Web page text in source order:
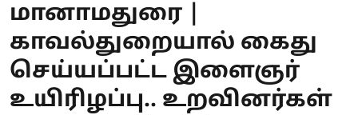
மானாமதுரை |
காவல்துறையால் கைது
செய்யப்பட்ட இளைஞர்
உயிரிழப்பு.. உறவினர்கள்